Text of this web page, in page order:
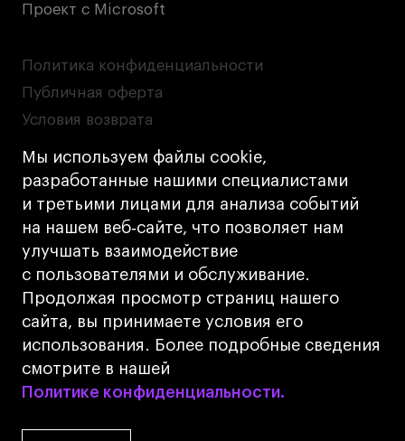
Мы используем файлы cookie,
разработанные нашими специалистами
и третьими лицами для анализа событий
на нашем веб‑сайте, что позволяет нам
улучшать взаимодействие
с пользователями и обслуживание.
Продолжая просмотр страниц нашего
сайта, вы принимаете условия его
использования. Более подробные сведения
смотрите в нашей
Политике конфиденциальности.
Политике конфиденциальности.
Проект с Microsoft
© 2026 БВШД
Политика конфиденциальности
Публичная оферта
Условия возврата
Кредит на образование с господдержкой
Лицензия на осуществление образовательной
деятельности АНО ВО «Универсальный
Университет»
Карта сайта
Дизайн
Разработка